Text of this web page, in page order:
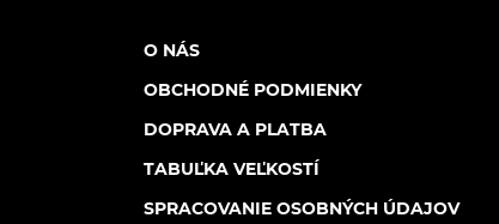
O NÁS
OBCHODNÉ PODMIENKY
DOPRAVA A PLATBA
TABUĽKA VEĽKOSTÍ
SPRACOVANIE OSOBNÝCH ÚDAJOV